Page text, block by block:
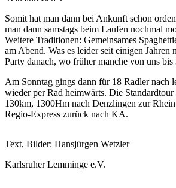
Somit hat man dann bei Ankunft schon
man dann samstags beim Laufen nochmal
Weitere Traditionen: Gemeinsames
am Abend. Was es leider seit einigen
Party danach, wo früher manche von uns
Am Sonntag gings dann für 18 Radler nach
wieder per Rad heimwärts. Die
130km, 1300Hm nach Denzlingen zur
Regio-Express zurück nach KA.
Text, Bilder: Hansjürgen Wetzler
Karlsruher Lemminge e.V.